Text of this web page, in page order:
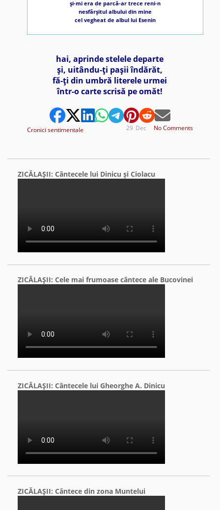
şi-mi era de parcă-ar trece reni-n
nesfârşitul albului din mine
cel vegheat de albul lui Esenin
hai, aprinde stelele departe
şi, uitându-ţi paşii îndărăt,
fă-ţi din umbră literele urmei
într-o carte scrisă pe omăt!
Cronici sentimentale No Comments
Dec
29
ZICĂLAŞII: Cântecele lui Dinicu şi Ciolacu
ZICĂLAŞII: Cele mai frumoase cântece ale Bucovinei
ZICĂLAŞII: Cântecele lui Gheorghe A. Dinicu
ZICĂLAŞII: Cântece din zona Muntelui